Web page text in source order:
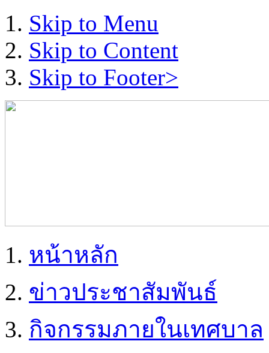
Skip to Menu
Skip to Content
Skip to Footer>
หน้าหลัก
ข่าวประชาสัมพันธ์
กิจกรรมภายในเทศบาล